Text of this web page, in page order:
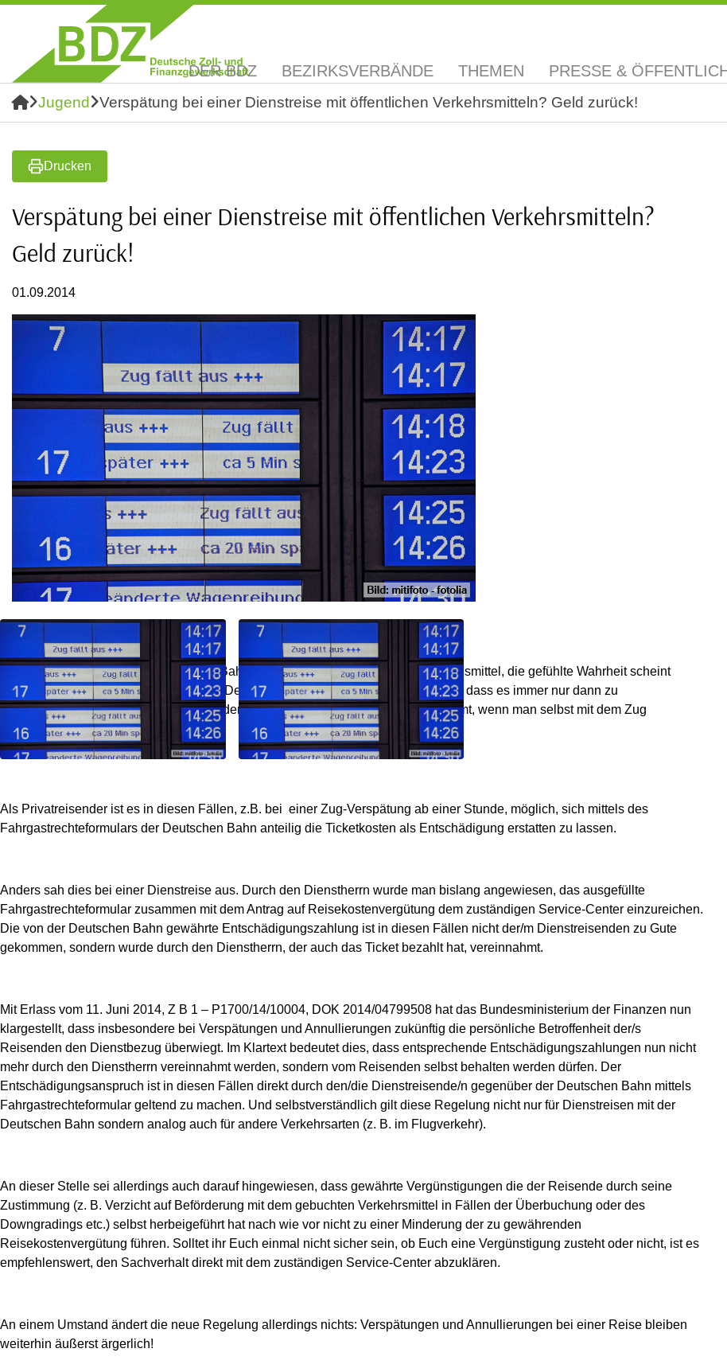
DER BDZ BEZIRKSVERBÄNDE THEMEN PRESSE &
Jugend Verspätung bei einer Dienstreise mit öffentlichen Verkehrsmitteln? Geld zurück!
Drucken
Verspätung bei einer Dienstreise mit öffentlichen Verkehrsmitteln?
Geld zurück!
01.09.2014
Jeder kennt die Situation:
Statistisch gesehen ist die Deutsche Bahn ein sehr zuverlässiges Fortbewegungsmittel, die gefühlte Wahrheit scheint
aber leider eine ganz andere zu sein. Denn schnell bekommt man den Eindruck, dass es immer nur dann zu
Verspätungen, Zugausfällen und ggf. dem Verpassen von Anschlusszügen kommt, wenn man selbst mit dem Zug
unterwegs ist.
Als Privatreisender ist es in diesen Fällen, z.B. bei einer Zug-Verspätung ab einer Stunde, möglich, sich mittels des
Fahrgastrechteformulars der Deutschen Bahn anteilig die Ticketkosten als Entschädigung erstatten zu lassen.
Anders sah dies bei einer Dienstreise aus. Durch den Dienstherrn wurde man bislang angewiesen, das ausgefüllte
Fahrgastrechteformular zusammen mit dem Antrag auf Reisekostenvergütung dem zuständigen Service-Center einzureichen.
Die von der Deutschen Bahn gewährte Entschädigungszahlung ist in diesen Fällen nicht der/m Dienstreisenden zu Gute
gekommen, sondern wurde durch den Dienstherrn, der auch das Ticket bezahlt hat, vereinnahmt.
Mit Erlass vom 11. Juni 2014, Z B 1 – P1700/14/10004, DOK 2014/04799508 hat das Bundesministerium der Finanzen nun
klargestellt, dass insbesondere bei Verspätungen und Annullierungen zukünftig die persönliche Betroffenheit der/s
Reisenden den Dienstbezug überwiegt. Im Klartext bedeutet dies, dass entsprechende Entschädigungszahlungen nun nicht
mehr durch den Dienstherrn vereinnahmt werden, sondern vom Reisenden selbst behalten werden dürfen. Der
Entschädigungsanspruch ist in diesen Fällen direkt durch den/die Dienstreisende/n gegenüber der Deutschen Bahn mittels
Fahrgastrechteformular geltend zu machen. Und selbstverständlich gilt diese Regelung nicht nur für Dienstreisen mit der
Deutschen Bahn sondern analog auch für andere Verkehrsarten (z. B. im Flugverkehr).
An dieser Stelle sei allerdings auch darauf hingewiesen, dass gewährte Vergünstigungen die der Reisende durch seine
Zustimmung (z. B. Verzicht auf Beförderung mit dem gebuchten Verkehrsmittel in Fällen der Überbuchung oder des
Downgradings etc.) selbst herbeigeführt hat nach wie vor nicht zu einer Minderung der zu gewährenden
Reisekostenvergütung führen. Solltet ihr Euch einmal nicht sicher sein, ob Euch eine Vergünstigung zusteht oder nicht, ist es
empfehlenswert, den Sachverhalt direkt mit dem zuständigen Service-Center abzuklären.
An einem Umstand ändert die neue Regelung allerdings nichts: Verspätungen und Annullierungen bei einer Reise bleiben
weiterhin äußerst ärgerlich!